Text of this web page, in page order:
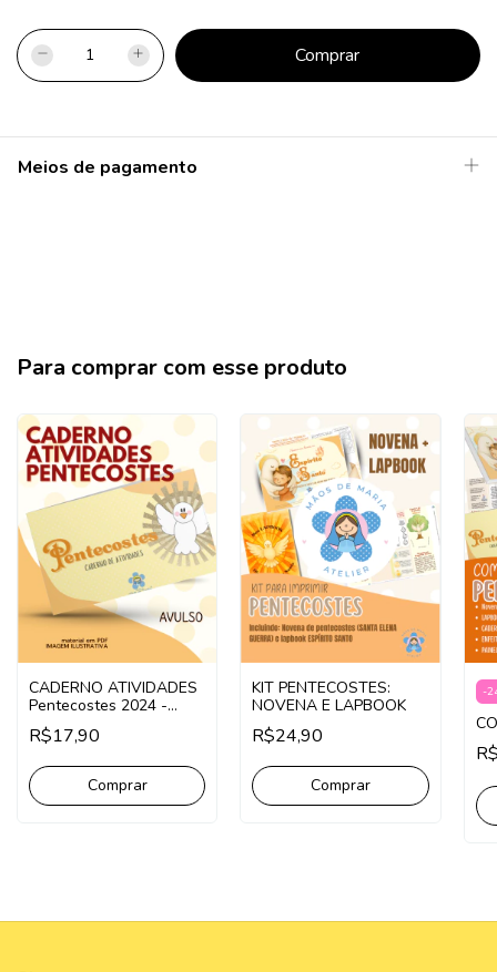
Meios de pagamento
Para comprar com esse produto
CADERNO ATIVIDADES
Pentecostes 2024 -
AVULSO
R$17,90
Comprar
KIT PENTECOSTES:
NOVENA E LAPBOOK
R$24,90
Comprar
-